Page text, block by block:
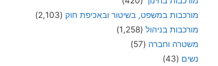
מורכבות במשפט, בשיטור ובאכיפת חוק (2,103)
מורכבות בניהול (1,258)
משטרה וחברה (57)
נשים (43)